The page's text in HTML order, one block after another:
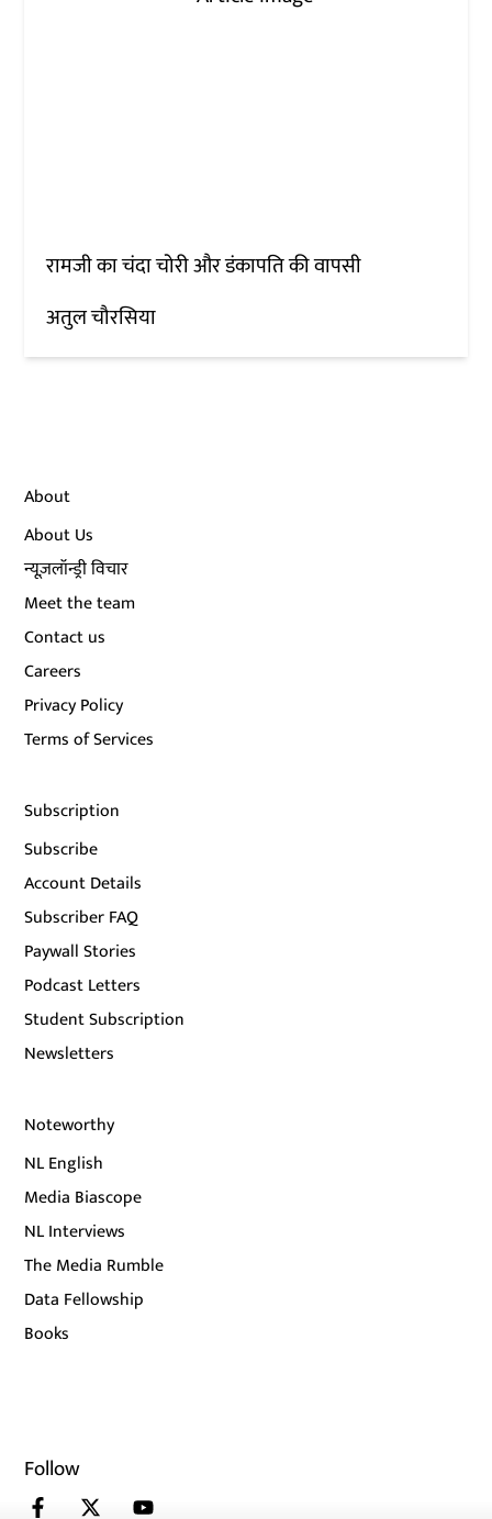
रामजी का चंदा चोरी और डंकापति की वापसी
अतुल चौरसिया
About
About Us
न्यूज़लॉन्ड्री विचार
Meet the team
Contact us
Careers
Privacy Policy
Terms of Services
Subscription
Subscribe
Account Details
Subscriber FAQ
Paywall Stories
Podcast Letters
Student Subscription
Newsletters
Noteworthy
NL English
Media Biascope
NL Interviews
The Media Rumble
Data Fellowship
Books
Follow